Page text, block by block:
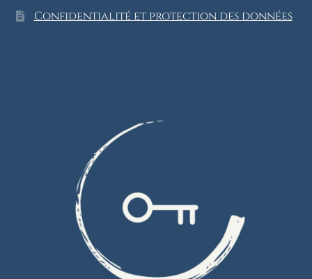
Confidentialité et protection des données